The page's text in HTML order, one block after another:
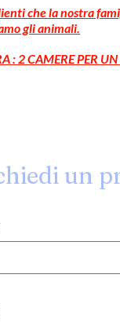
che la nostra
gli animali.
: 2 CAMERE PER
un